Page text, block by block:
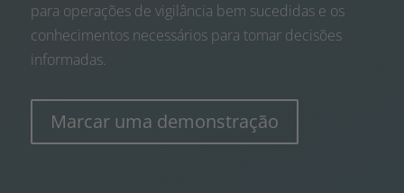
para operações de vigilância bem sucedidas e os
conhecimentos necessários para tomar decisões
informadas.
Marcar uma demonstração